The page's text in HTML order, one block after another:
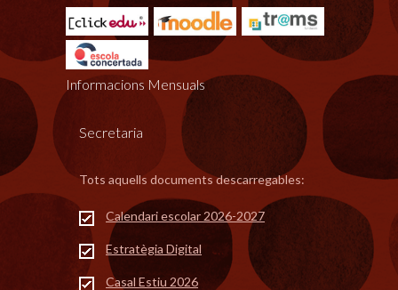
Informacions Mensuals
Secretaria
Tots aquells documents descarregables:
Calendari escolar 2026-2027
Estratègia Digital
Casal Estiu 2026